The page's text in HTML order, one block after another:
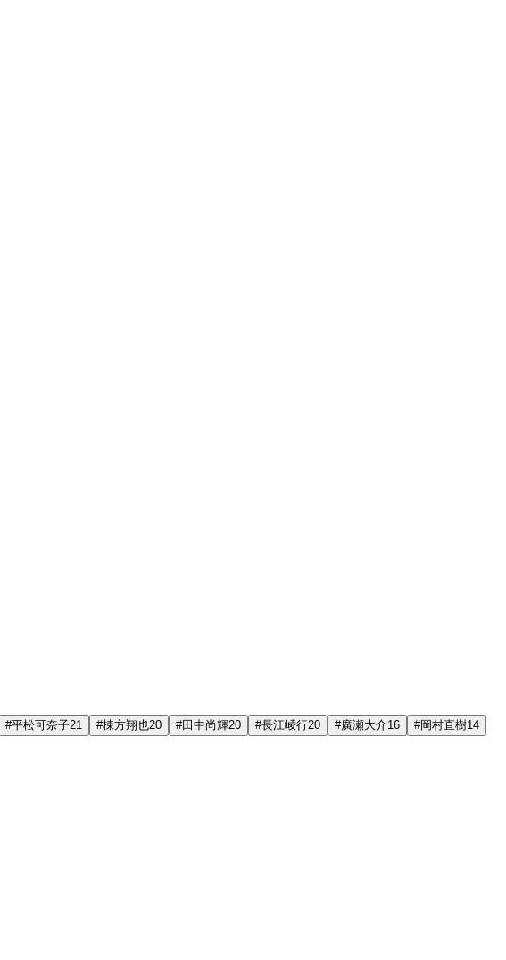
#平松可奈子21 #棟方翔也20 #田中尚輝20 #長江崚行20 #廣瀬大介16 #岡村直樹14